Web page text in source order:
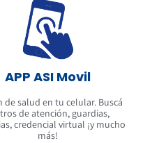
APP ASI Movil
de salud en tu celular. Buscá
de atención, guardias,
credencial virtual ¡y mucho
más!